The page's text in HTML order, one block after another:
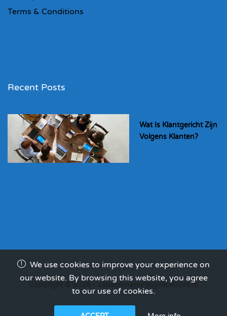
Terms & Conditions
Recent Posts
Wat Is Klantgericht Zijn
Volgens Klanten?
Copyright © 2026 - salesenmarketingvacatures.nl
We use cookies to improve your experience on
our website. By browsing this website, you agree
to our use of cookies.